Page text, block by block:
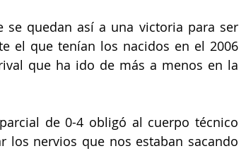
quedan así a una victoria para ser
el que tenían los nacidos en el 2006
que ha ido de más a menos en la
de 0-4 obligó al cuerpo técnico
los nervios que nos estaban sacando